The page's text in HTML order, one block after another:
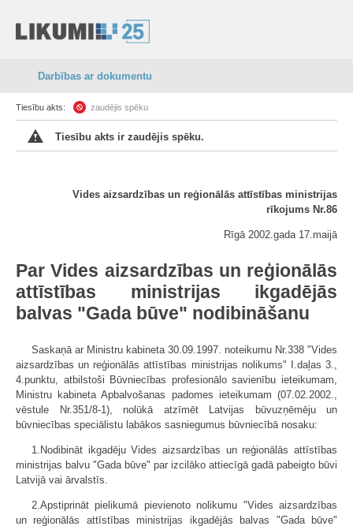
Darbības ar dokumentu
Tiesību akts: zaudējis spēku
Tiesību akts ir zaudējis spēku.
Vides aizsardzības un reģionālās attīstības ministrijas
rīkojums Nr.86
Rīgā 2002.gada 17.maijā
Par Vides aizsardzības un reģionālās
attīstības ministrijas ikgadējās
balvas "Gada būve" nodibināšanu
Saskaņā ar Ministru kabineta 30.09.1997. noteikumu Nr.338 "Vides
aizsardzības un reģionālās attīstības ministrijas nolikums" I.daļas 3.,
4.punktu, atbilstoši Būvniecības profesionālo savienību ieteikumam,
Ministru kabineta Apbalvošanas padomes ieteikumam (07.02.2002.,
vēstule Nr.351/8-1), nolūkā atzīmēt Latvijas būvuzņēmēju un
būvniecības speciālistu labākos sasniegumus būvniecībā nosaku:
1.Nodibināt ikgadēju Vides aizsardzības un reģionālās attīstības
ministrijas balvu "Gada būve" par izcilāko attiecīgā gadā pabeigto būvi
Latvijā vai ārvalstīs.
2.Apstiprināt pielikumā pievienoto nolikumu "Vides aizsardzības
un reģionālās attīstības ministrijas ikgadējās balvas "Gada būve"